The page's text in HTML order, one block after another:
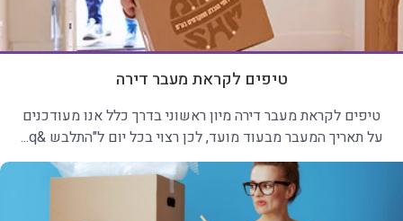
טיפים לקראת מעבר דירה
טיפים לקראת מעבר דירה מיון ראשוני בדרך כלל אנו מעודכנים
על תאריך המעבר מבעוד מועד, לכן רצוי בכל יום ל"התלבש &q...